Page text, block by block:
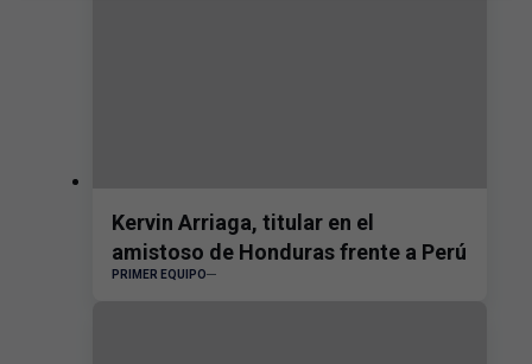
Kervin Arriaga, titular en el
amistoso de Honduras frente a Perú
PRIMER EQUIPO